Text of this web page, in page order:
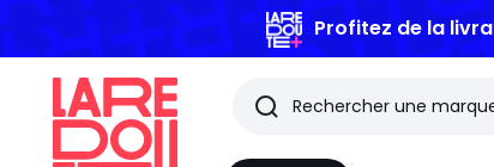
Profitez de la
Rechercher